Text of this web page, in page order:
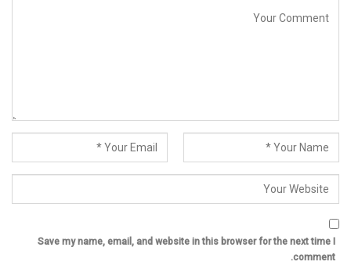
Save my name, email, and website in this browser for the next time I
comment.